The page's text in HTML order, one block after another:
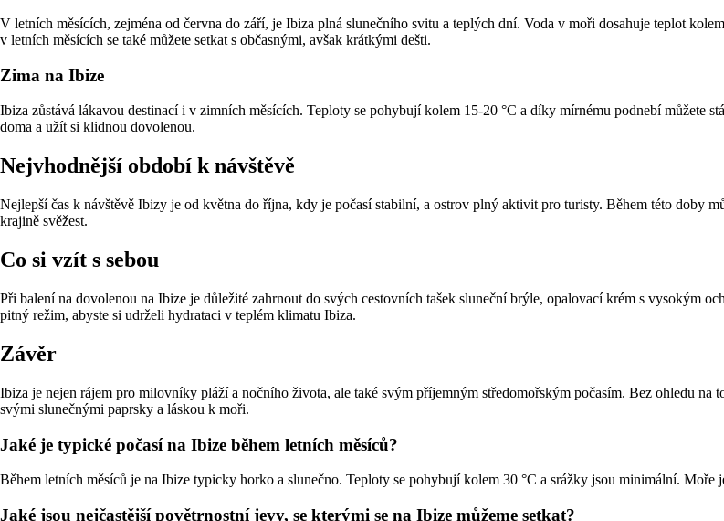
V letních měsících, zejména od června do září, je Ibiza plná slunečního svitu a teplých dní. Voda v moři dosahuje teplot
v letních měsících se také můžete setkat s občasnými, avšak krátkými dešti.
Zima na Ibize
Ibiza zůstává lákavou destinací i v zimních měsících. Teploty se pohybují kolem 15-20 °C a díky mírnému podnebí můžete
doma a užít si klidnou dovolenou.
Nejvhodnější období k návštěvě
Nejlepší čas k návštěvě Ibizy je od května do října, kdy je počasí stabilní, a ostrov plný aktivit pro turisty. Během této doby
krajině svěžest.
Co si vzít s sebou
Při balení na dovolenou na Ibize je důležité zahrnout do svých cestovních tašek sluneční brýle, opalovací krém s vysokým
pitný režim, abyste si udrželi hydrataci v teplém klimatu Ibiza.
Závěr
Ibiza je nejen rájem pro milovníky pláží a nočního života, ale také svým příjemným středomořským počasím. Bez ohledu
svými slunečnými paprsky a láskou k moři.
Jaké je typické počasí na Ibize během letních měsíců?
Během letních měsíců je na Ibize typicky horko a slunečno. Teploty se pohybují kolem 30 °C a srážky jsou minimální. Moře
Jaké jsou nejčastější povětrnostní jevy, se kterými se na Ibize můžeme setkat?